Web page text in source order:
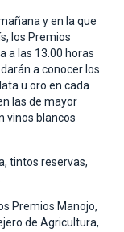
y en la que
los Premios
a las 13.00 horas
a conocer los
u oro en cada
las de mayor
vinos blancos
tintos reservas,
Premios Manojo,
de Agricultura,